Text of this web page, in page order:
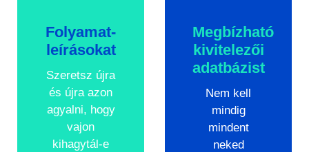
Folyamat­
leírásokat
Szeretsz újra
és újra azon
agyalni, hogy
vajon
kihagytál-e
Megbízható
kivitelezői
adatbázist
Nem kell
mindig
mindent
neked